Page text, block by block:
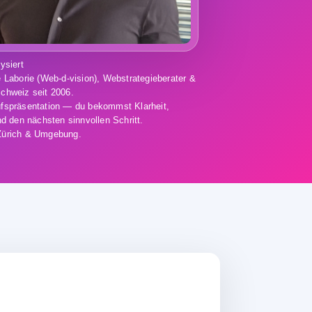
(Web-d-vision), Webstrategieberater &
seit 2006.
— du bekommst Klarheit,
den nächsten sinnvollen Schritt.
& Umgebung.